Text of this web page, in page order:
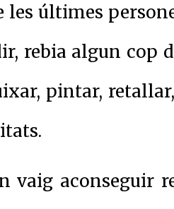
les últimes
rebia algun cop
pintar,
vaig aconseguir